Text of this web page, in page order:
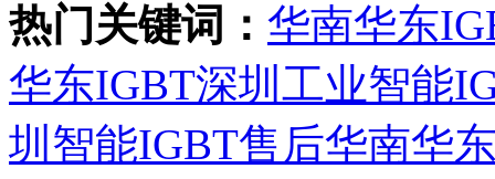
热门关键词： 华南华东
华东IGBT深圳工业智能
圳智能IGBT售后华南华